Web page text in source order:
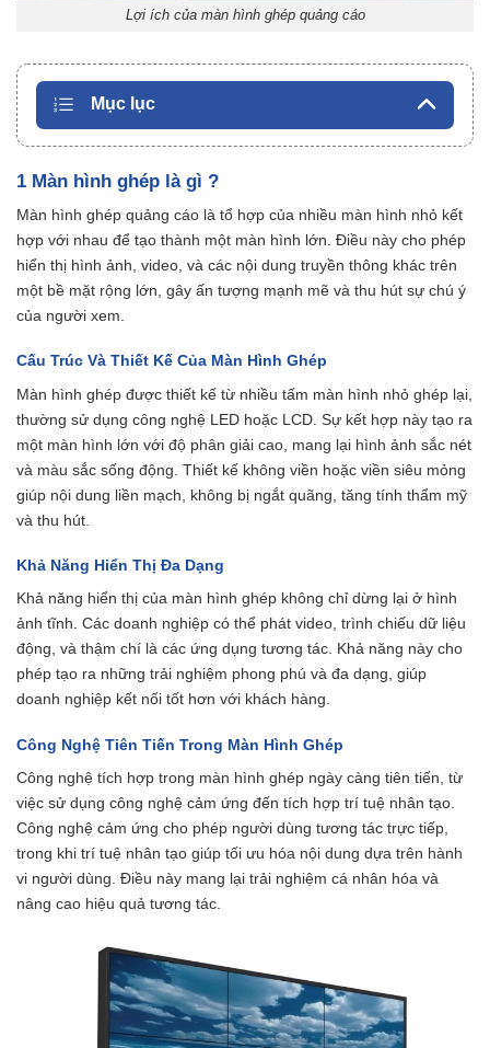
Lợi ích của màn hình ghép quảng cáo
Mục lục
1 Màn hình ghép là gì ?
Màn hình ghép quảng cáo là tổ hợp của nhiều màn hình nhỏ kết
hợp với nhau để tạo thành một màn hình lớn. Điều này cho phép
hiển thị hình ảnh, video, và các nội dung truyền thông khác trên
một bề mặt rộng lớn, gây ấn tượng mạnh mẽ và thu hút sự chú ý
của người xem.
Cấu Trúc Và Thiết Kế Của Màn Hình Ghép
Màn hình ghép được thiết kế từ nhiều tấm màn hình nhỏ ghép lại,
thường sử dụng công nghệ LED hoặc LCD. Sự kết hợp này tạo ra
một màn hình lớn với độ phân giải cao, mang lại hình ảnh sắc nét
và màu sắc sống động. Thiết kế không viền hoặc viền siêu mỏng
giúp nội dung liền mạch, không bị ngắt quãng, tăng tính thẩm mỹ
và thu hút.
Khả Năng Hiển Thị Đa Dạng
Khả năng hiển thị của màn hình ghép không chỉ dừng lại ở hình
ảnh tĩnh. Các doanh nghiệp có thể phát video, trình chiếu dữ liệu
động, và thậm chí là các ứng dụng tương tác. Khả năng này cho
phép tạo ra những trải nghiệm phong phú và đa dạng, giúp
doanh nghiệp kết nối tốt hơn với khách hàng.
Công Nghệ Tiên Tiến Trong Màn Hình Ghép
Công nghệ tích hợp trong màn hình ghép ngày càng tiên tiến, từ
việc sử dụng công nghệ cảm ứng đến tích hợp trí tuệ nhân tạo.
Công nghệ cảm ứng cho phép người dùng tương tác trực tiếp,
trong khi trí tuệ nhân tạo giúp tối ưu hóa nội dung dựa trên hành
vi người dùng. Điều này mang lại trải nghiệm cá nhân hóa và
nâng cao hiệu quả tương tác.